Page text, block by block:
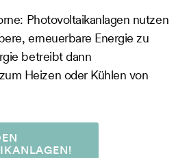
Photovoltaikanlagen nutzen
erneuerbare Energie zu
betreibt dann
Heizen oder Kühlen von